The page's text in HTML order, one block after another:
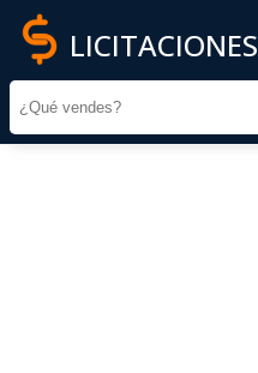
LICITACIONES